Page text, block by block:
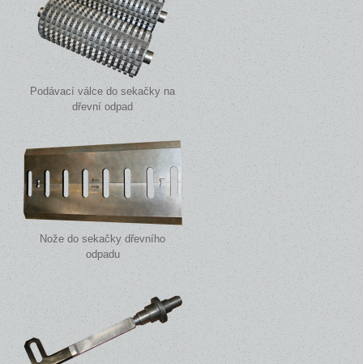
Podávací válce do sekačky na
dřevní odpad
Nože do sekačky dřevního
odpadu